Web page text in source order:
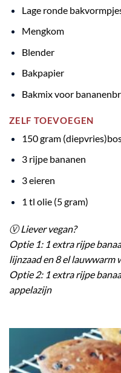
Lage ronde
Mengkom
Blender
Bakpapier
Bakmix voor
ZELF TOEVOEGEN
150 gram
3 rijpe bananen
3 eieren
1 tl olie (5 gram)
ⓋLiever vegan?
Optie 1: 1 extra rijpe
lijnzaad en 8 el lauwwarm
Optie 2: 1 extra rijpe
appelazijn